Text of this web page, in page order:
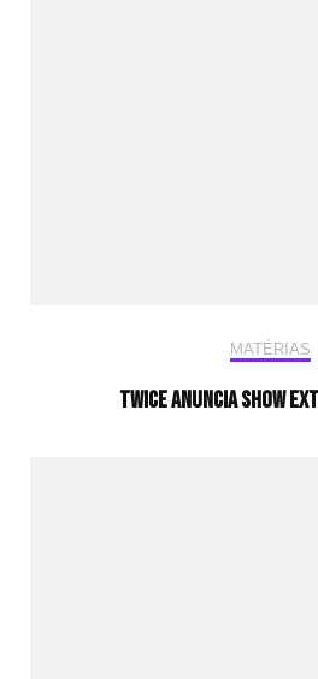
MATÉRIAS
TWICE anuncia show